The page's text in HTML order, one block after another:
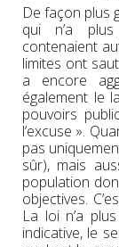
De façon plus
qui n’a
contenaient
limites ont
a encore
également le
pouvoirs
l’excuse ».
pas
sûr), mais
population
objectives.
La loi n’a
indicative, le